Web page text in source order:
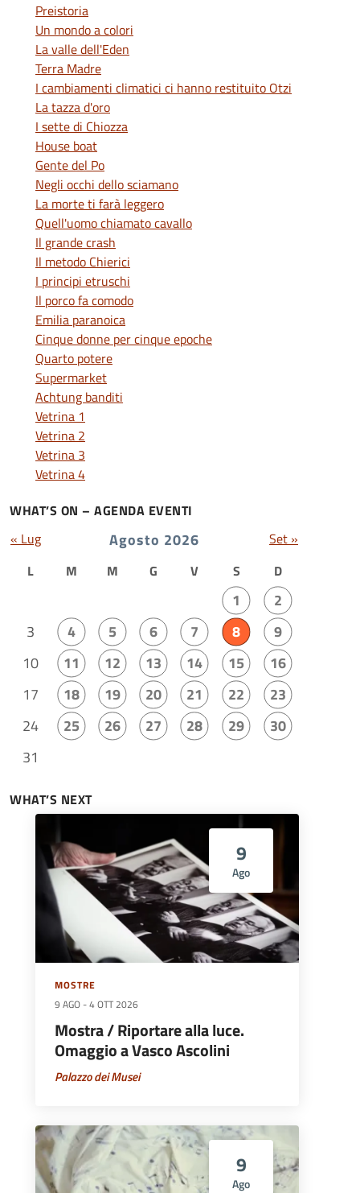
Preistoria
Un mondo a colori
La valle dell'Eden
Terra Madre
I cambiamenti climatici ci hanno restituito Otzi
La tazza d'oro
I sette di Chiozza
House boat
Gente del Po
Negli occhi dello sciamano
La morte ti farà leggero
Quell'uomo chiamato cavallo
Il grande crash
Il metodo Chierici
I principi etruschi
Il porco fa comodo
Emilia paranoica
Cinque donne per cinque epoche
Quarto potere
Supermarket
Achtung banditi
Vetrina 1
Vetrina 2
Vetrina 3
Vetrina 4
WHAT’S ON – AGENDA EVENTI
Agosto 2026
L M M G V S D
1
2
3
4 5 6 7 8
9
10
11 12 13 14 15
16
17
18 19 20 21 22
23
24
25 26 27 28 29
30
31
« Lug Set »
WHAT’S NEXT
9
Ago
MOSTRE
9 AGO -4 OTT 2026
Mostra / Riportare alla luce.
Omaggio a Vasco Ascolini
Palazzo dei Musei
9
Ago